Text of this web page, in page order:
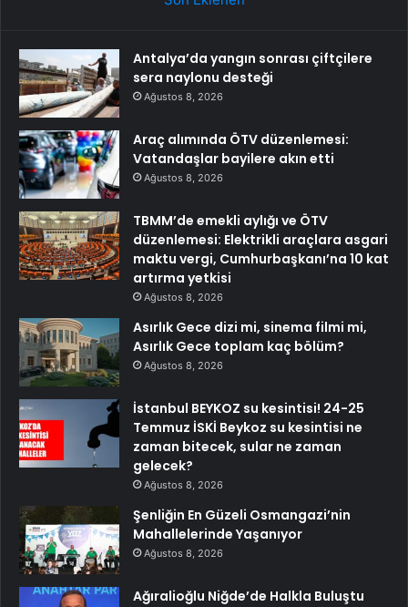
Antalya’da yangın sonrası çiftçilere
sera naylonu desteği
Ağustos 8, 2026
Araç alımında ÖTV düzenlemesi:
Vatandaşlar bayilere akın etti
Ağustos 8, 2026
TBMM’de emekli aylığı ve ÖTV
düzenlemesi: Elektrikli araçlara asgari
maktu vergi, Cumhurbaşkanı’na 10 kat
artırma yetkisi
Ağustos 8, 2026
Asırlık Gece dizi mi, sinema filmi mi,
Asırlık Gece toplam kaç bölüm?
Ağustos 8, 2026
İstanbul BEYKOZ su kesintisi! 24-25
Temmuz İSKİ Beykoz su kesintisi ne
zaman bitecek, sular ne zaman
gelecek?
Ağustos 8, 2026
Şenliğin En Güzeli Osmangazi’nin
Mahallelerinde Yaşanıyor
Ağustos 8, 2026
Ağıralioğlu Niğde’de Halkla Buluştu